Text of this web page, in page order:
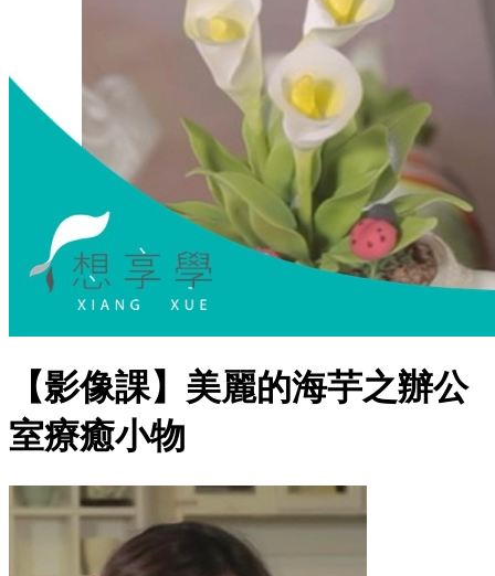
【影像課】美麗的海芋之辦公
室療癒小物